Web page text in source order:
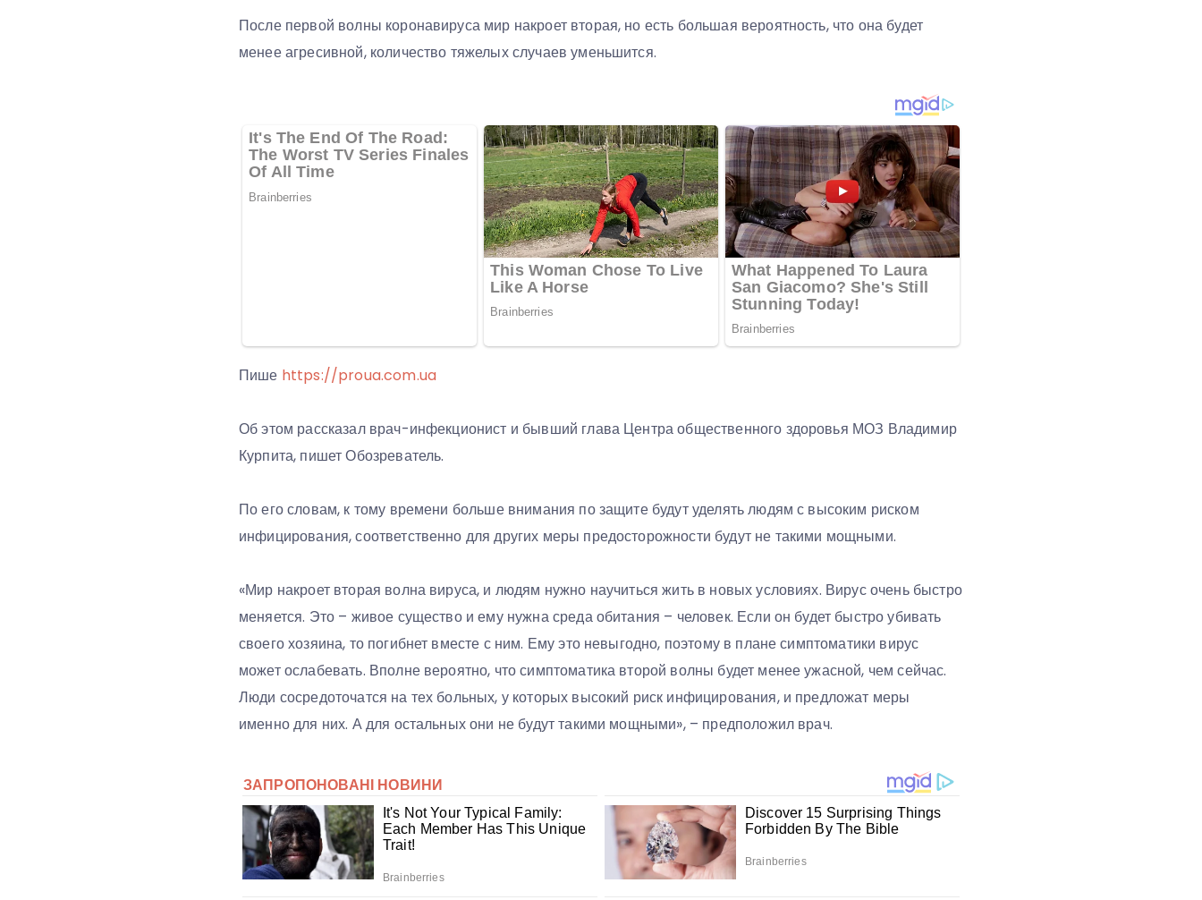
После первой волны коронавируса мир накроет вторая, но есть большая вероятность, что она будет
менее агресивной, количество тяжелых случаев уменьшится.
Пише https://proua.com.ua
Об этом рассказал врач-инфекционист и бывший глава Центра общественного здоровья МОЗ Владимир
Курпита, пишет Обозреватель.
По его словам, к тому времени больше внимания по защите будут уделять людям с высоким риском
инфицирования, соответственно для других меры предосторожности будут не такими мощными.
«Мир накроет вторая волна вируса, и людям нужно научиться жить в новых условиях. Вирус очень быстро
меняется. Это – живое существо и ему нужна среда обитания – человек. Если он будет быстро убивать
своего хозяина, то погибнет вместе с ним. Ему это невыгодно, поэтому в плане симптоматики вирус
может ослабевать. Вполне вероятно, что симптоматика второй волны будет менее ужасной, чем сейчас.
Люди сосредоточатся на тех больных, у которых высокий риск инфицирования, и предложат меры
именно для них. А для остальных они не будут такими мощными», – предположил врач.